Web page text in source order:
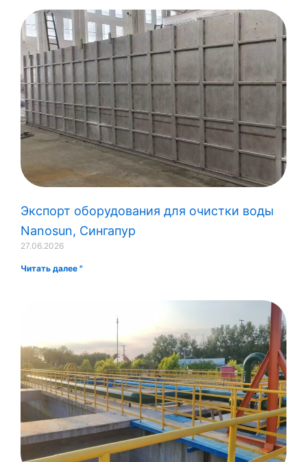
Экспорт оборудования для очистки воды
Nanosun, Сингапур
27.06.2026
Читать далее "